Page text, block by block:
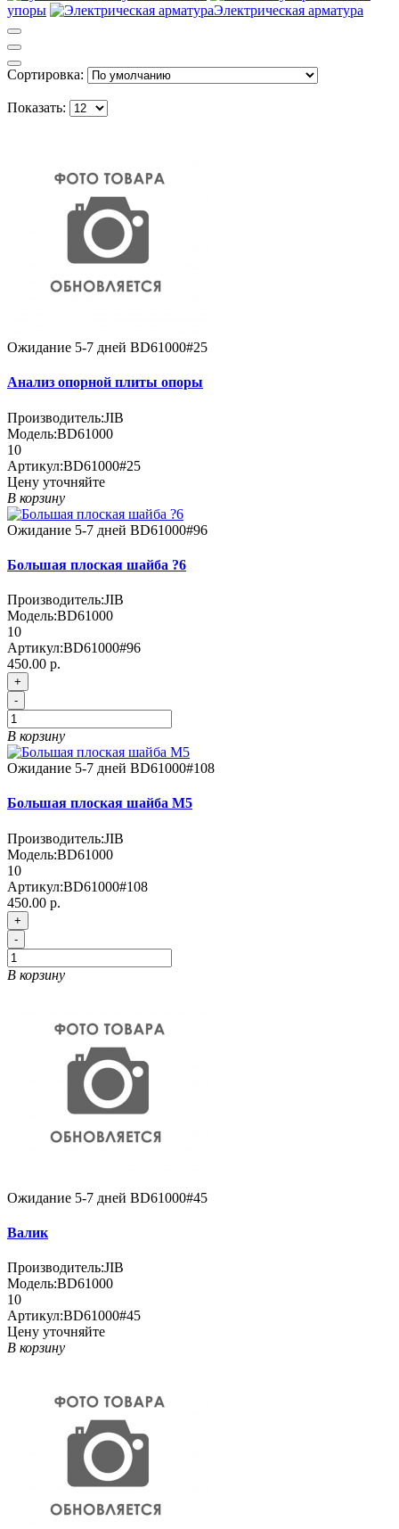
упоры
Электрическая арматура
Сортировка:
Показать:
Ожидание 5-7 дней BD61000#25
Анализ опорной плиты опоры
Производитель:JIB
Модель:BD61000
10
Артикул:BD61000#25
Цену уточняйте
В корзину
Ожидание 5-7 дней BD61000#96
Большая плоская шайба ?6
Производитель:JIB
Модель:BD61000
10
Артикул:BD61000#96
450.00 р.
+
-
В корзину
Ожидание 5-7 дней BD61000#108
Большая плоская шайба M5
Производитель:JIB
Модель:BD61000
10
Артикул:BD61000#108
450.00 р.
+
-
В корзину
Ожидание 5-7 дней BD61000#45
Валик
Производитель:JIB
Модель:BD61000
10
Артикул:BD61000#45
Цену уточняйте
В корзину